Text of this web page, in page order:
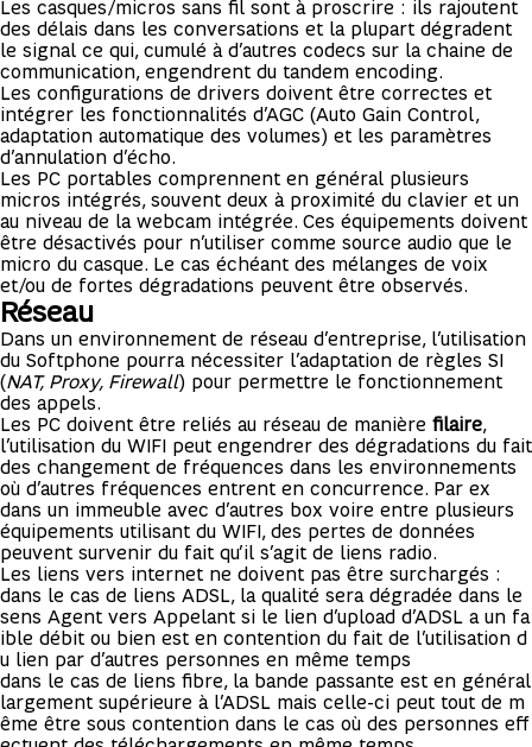
Les casques/micros sans fil sont à proscrire : ils rajoutent
des délais dans les conversations et la plupart dégradent
le signal ce qui, cumulé à d’autres codecs sur la chaine de
communication, engendrent du tandem encoding.
Les configurations de drivers doivent être correctes et
intégrer les fonctionnalités d’AGC (Auto Gain Control,
adaptation automatique des volumes) et les paramètres
d’annulation d’écho.
Les PC portables comprennent en général plusieurs
micros intégrés, souvent deux à proximité du clavier et un
au niveau de la webcam intégrée. Ces équipements doivent
être désactivés pour n’utiliser comme source audio que le
micro du casque. Le cas échéant des mélanges de voix
et/ou de fortes dégradations peuvent être observés.
Réseau
Dans un environnement de réseau d’entreprise, l’utilisation
du Softphone pourra nécessiter l’adaptation de règles SI
(NAT, Proxy, Firewall) pour permettre le fonctionnement
des appels.
Les PC doivent être reliés au réseau de manière filaire,
l’utilisation du WIFI peut engendrer des dégradations du fait
des changement de fréquences dans les environnements
où d’autres fréquences entrent en concurrence. Par ex
dans un immeuble avec d’autres box voire entre plusieurs
équipements utilisant du WIFI, des pertes de données
peuvent survenir du fait qu’il s’agit de liens radio.
Les liens vers internet ne doivent pas être surchargés :
dans le cas de liens ADSL, la qualité sera dégradée dans le
sens Agent vers Appelant si le lien d’upload d’ADSL a un fa
ible débit ou bien est en contention du fait de l’utilisation d
u lien par d’autres personnes en même temps
dans le cas de liens fibre, la bande passante est en général
largement supérieure à l’ADSL mais celle-ci peut tout de m
ême être sous contention dans le cas où des personnes eff